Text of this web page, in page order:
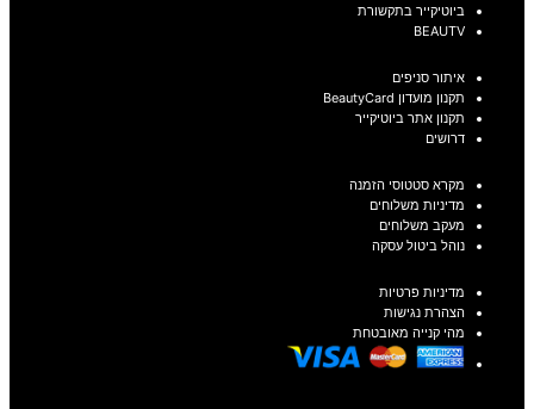
ביוטיקייר בתקשורת
BEAUTV
איתור סניפים
תקנון מועדון BeautyCard
תקנון אתר ביוטיקייר
דרושים
מקרא סטטוסי הזמנה
מדיניות משלוחים
מעקב משלוחים
נוהל ביטול עסקה
מדיניות פרטיות
הצהרת נגישות
מהי קנייה מאובטחת